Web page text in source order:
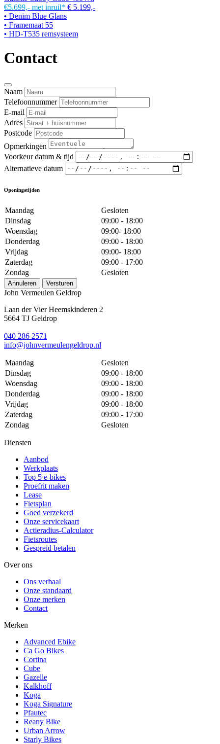
€5.699,- met inruil* € 5.199,-
• Denim Blue Glans
• Framemaat 55
• HD-T535 remsysteem
Contact
Naam
Telefoonnummer
E-mail
Adres
Postcode
Opmerkingen
Voorkeur datum & tijd
Alternatieve datum
Openingstijden
Maandag
Gesloten
Dinsdag
09:00 - 18:00
Woensdag
09:00- 18:00
Donderdag
09:00 - 18:00
Vrijdag
09:00- 18:00
Zaterdag
09:00 - 17:00
Zondag
Gesloten
Annuleren Versturen
John Vermeulen Geldrop
Laan der Vier Heemskinderen 2
5664 TJ Geldrop
040 286 2571
info@johnvermeulengeldrop.nl
Maandag
Gesloten
Dinsdag
09:00 - 18:00
Woensdag
09:00 - 18:00
Donderdag
09:00 - 18:00
Vrijdag
09:00 - 18:00
Zaterdag
09:00 - 17:00
Zondag
Gesloten
Diensten
Aanbod
Werkplaats
Top 5 e-bikes
Proefrit maken
Lease
Fietsplan
Goed verzekerd
Onze servicekaart
Actieradius-Calculator
Fietsroutes
Gespreid betalen
Over ons
Ons verhaal
Onze standaard
Onze merken
Contact
Merken
Advanced Ebike
Ca Go Bikes
Cortina
Cube
Gazelle
Kalkhoff
Koga
Koga Signature
Pfautec
Reany Bike
Urban Arrow
Starly Bikes